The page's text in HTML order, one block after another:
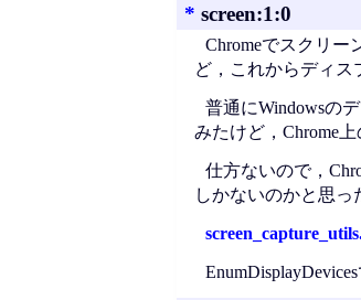
* screen:1:0
Chromeでスクリー
ど，これからディス
普通にWindowsの
みたけど，Chrome
仕方ないので，
しかないのかと思っ